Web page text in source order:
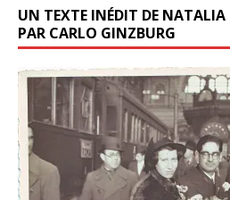
UN TEXTE INÉDIT DE NATALIA
PAR CARLO GINZBURG